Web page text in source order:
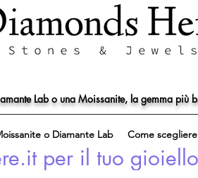
Lab o una Moissanite, la gemma più
o Diamante Lab Come scegliere
per il tuo